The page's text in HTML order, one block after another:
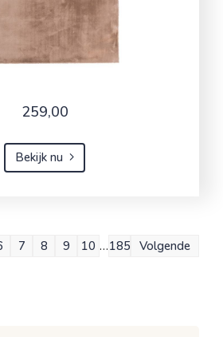
259,00
Bekijk nu
7 8 9 10 …185 Volgende